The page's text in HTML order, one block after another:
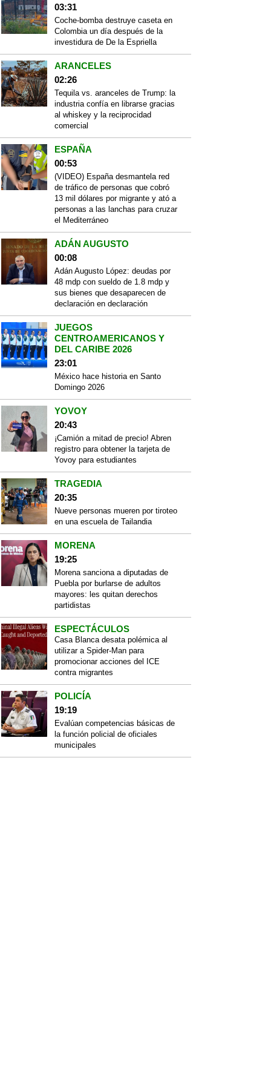
03:31
Coche-bomba destruye caseta en
Colombia un día después de la
investidura de De la Espriella
ARANCELES
02:26
Tequila vs. aranceles de Trump: la
industria confía en librarse gracias
al whiskey y la reciprocidad
comercial
ESPAÑA
00:53
(VIDEO) España desmantela red
de tráfico de personas que cobró
13 mil dólares por migrante y ató a
personas a las lanchas para cruzar
el Mediterráneo
ADÁN AUGUSTO
00:08
Adán Augusto López: deudas por
48 mdp con sueldo de 1.8 mdp y
sus bienes que desaparecen de
declaración en declaración
JUEGOS
CENTROAMERICANOS Y
DEL CARIBE 2026
23:01
México hace historia en Santo
Domingo 2026
YOVOY
20:43
¡Camión a mitad de precio! Abren
registro para obtener la tarjeta de
Yovoy para estudiantes
TRAGEDIA
20:35
Nueve personas mueren por tiroteo
en una escuela de Tailandia
MORENA
19:25
Morena sanciona a diputadas de
Puebla por burlarse de adultos
mayores: les quitan derechos
partidistas
ESPECTÁCULOS
Casa Blanca desata polémica al
utilizar a Spider-Man para
promocionar acciones del ICE
contra migrantes
POLICÍA
19:19
Evalúan competencias básicas de
la función policial de oficiales
municipales